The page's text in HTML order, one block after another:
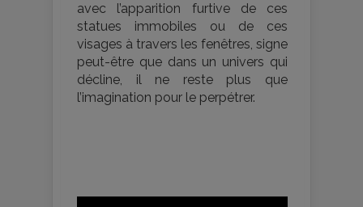
avec l’apparition furtive de ces
statues immobiles ou de ces
visages à travers les fenêtres, signe
peut-être que dans un univers qui
décline, il ne reste plus que
l’imagination pour le perpétrer.